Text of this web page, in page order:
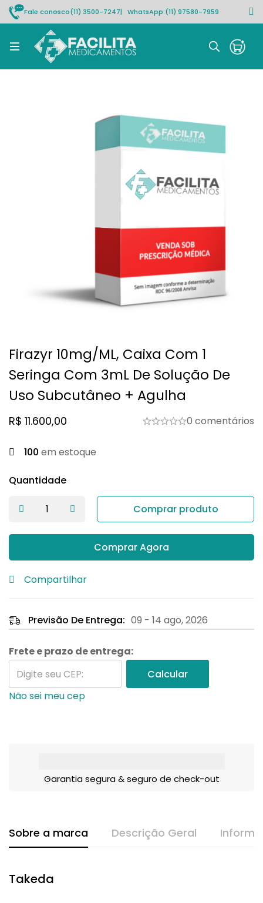
Fale conosco(11) 3500-7247| WhatsApp:(11) 97580-7959
Rastrear pedido
Firazyr 10mg/mL, Caixa Com 1
Seringa Com 3mL De Solução De
Uso Subcutâneo + Agulha
R$ 11.600,00 0 comentários
100 em estoque
Quantidade
Comprar produto
Comprar Agora
Compartilhar
Previsão De Entrega: 09 - 14 ago, 2026
Frete e prazo de entrega:
Calcular
Não sei meu cep
Garantia segura & seguro de check-out
Sobre a marca Descrição Geral
Takeda